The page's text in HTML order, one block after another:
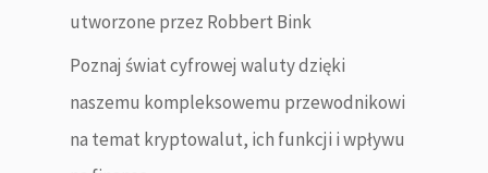
utworzone przez Robbert Bink
Poznaj świat cyfrowej waluty dzięki
naszemu kompleksowemu przewodnikowi
na temat kryptowalut, ich funkcji i wpływu